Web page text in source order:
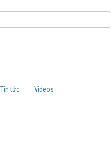
Tin tức Videos